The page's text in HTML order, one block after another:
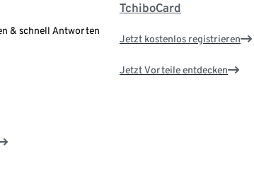
& schnell Antworten
TchiboCard
Jetzt kostenlos registrieren
Jetzt Vorteile entdecken